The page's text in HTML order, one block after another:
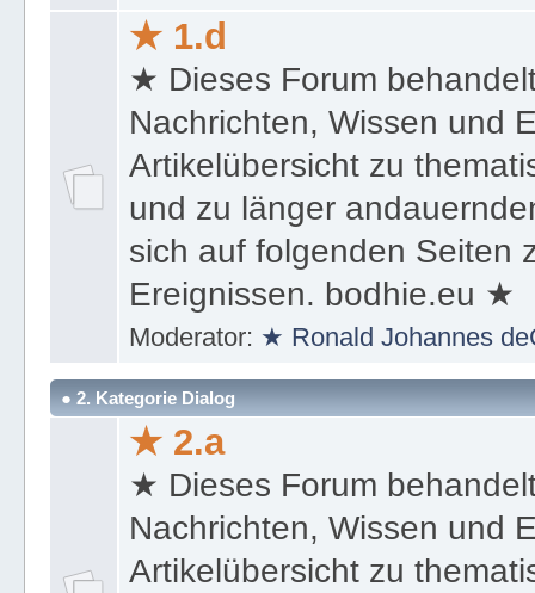
★ 1.d
★ Dieses Forum
Nachrichten, Wissen und
Artikelübersicht zu
und zu länger
sich auf folgenden Seiten
Ereignissen. bodhie.eu ★
Moderator: ★ Ronald Johannes
● 2. Kategorie Dialog
★ 2.a
★ Dieses Forum
Nachrichten, Wissen und
Artikelübersicht zu